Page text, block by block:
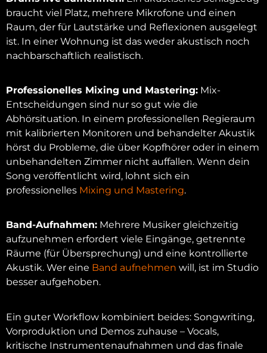
braucht viel Platz, mehrere Mikrofone und einen
Raum, der für Lautstärke und Reflexionen ausgelegt
ist. In einer Wohnung ist das weder akustisch noch
nachbarschaftlich realistisch.
Professionelles Mixing und Mastering: Mix-
Entscheidungen sind nur so gut wie die
Abhörsituation. In einem professionellen Regieraum
mit kalibrierten Monitoren und behandelter Akustik
hörst du Probleme, die über Kopfhörer oder in einem
unbehandelten Zimmer nicht auffallen. Wenn dein
Song veröffentlicht wird, lohnt sich ein
professionelles Mixing und Mastering.
Band-Aufnahmen: Mehrere Musiker gleichzeitig
aufzunehmen erfordert viele Eingänge, getrennte
Räume (für Übersprechung) und eine kontrollierte
Akustik. Wer eine Band aufnehmen will, ist im Studio
besser aufgehoben.
Ein guter Workflow kombiniert beides: Songwriting,
Vorproduktion und Demos zuhause – Vocals,
kritische Instrumentenaufnahmen und das finale